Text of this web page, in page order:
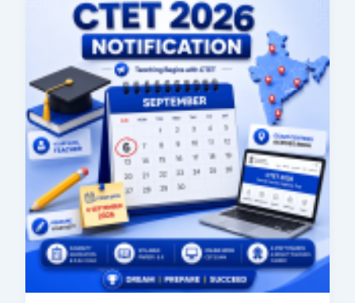
Notification
তারিখ,
আবেদন
পদ্ধতি
ও
বড়
পরিবর্তনসমূহ
|
DAS
Coaching